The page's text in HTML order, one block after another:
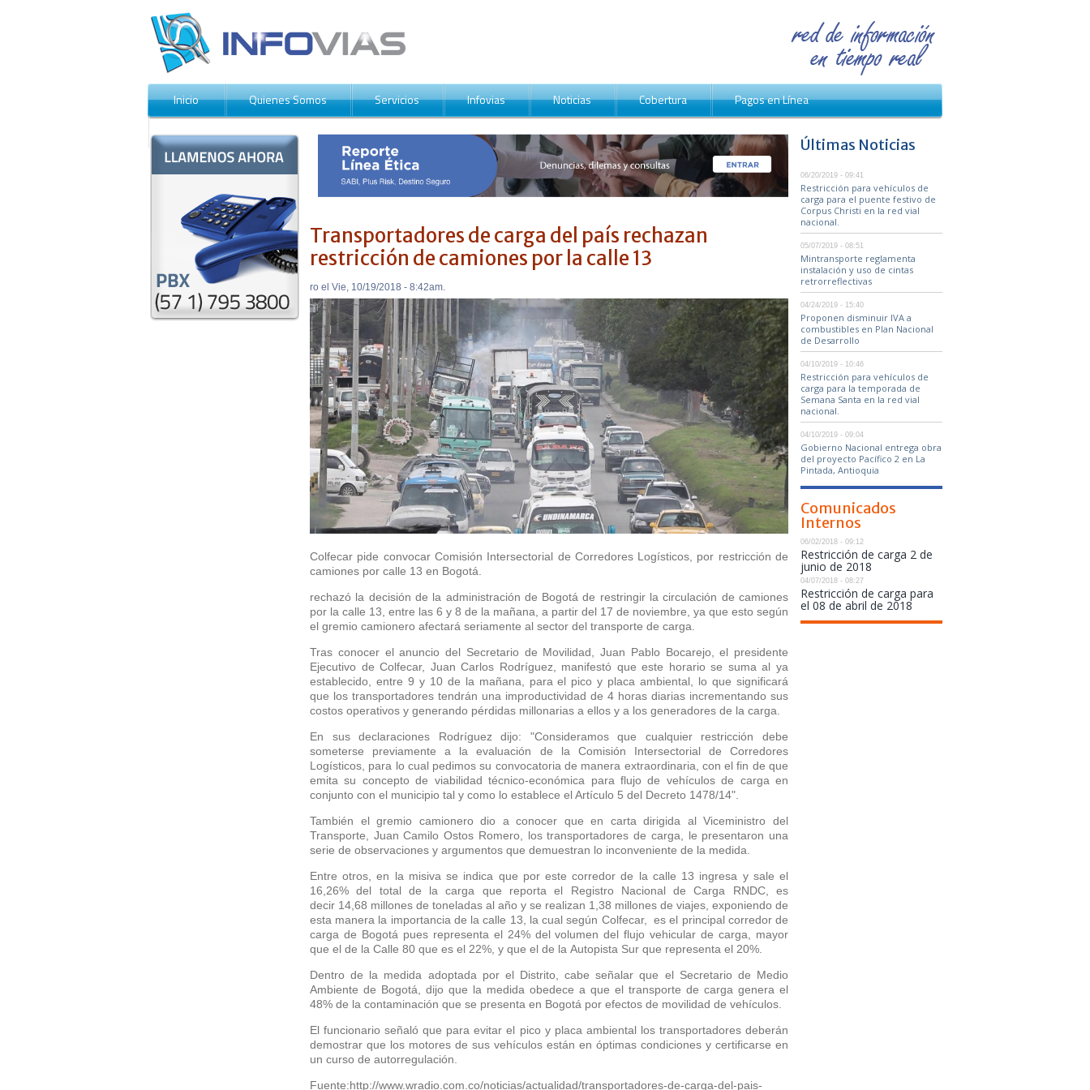
Inicio Quienes Somos Servicios Infovias Noticias Cobertura
Pagos en Línea
Contáctenos
Transportadores de carga del país rechazan
restricción de camiones por la calle 13
Enviado por Destino Seguro el Vie, 10/19/2018 - 8:42am.
Colfecar pide convocar Comisión Intersectorial de Corredores Logísticos, por restricción de
camiones por calle 13 en Bogotá.
rechazó la decisión de la administración de Bogotá de restringir la circulación de camiones
por la calle 13, entre las 6 y 8 de la mañana, a partir del 17 de noviembre, ya que esto según
el gremio camionero afectará seriamente al sector del transporte de carga.
Tras conocer el anuncio del Secretario de Movilidad, Juan Pablo Bocarejo, el presidente
Ejecutivo de Colfecar, Juan Carlos Rodríguez, manifestó que este horario se suma al ya
establecido, entre 9 y 10 de la mañana, para el pico y placa ambiental, lo que significará
que los transportadores tendrán una improductividad de 4 horas diarias incrementando sus
costos operativos y generando pérdidas millonarias a ellos y a los generadores de la carga.
En sus declaraciones Rodríguez dijo: "Consideramos que cualquier restricción debe
someterse previamente a la evaluación de la Comisión Intersectorial de Corredores
Logísticos, para lo cual pedimos su convocatoria de manera extraordinaria, con el fin de que
emita su concepto de viabilidad técnico-económica para flujo de vehículos de carga en
conjunto con el municipio tal y como lo establece el Artículo 5 del Decreto 1478/14".
También el gremio camionero dio a conocer que en carta dirigida al Viceministro del
Transporte, Juan Camilo Ostos Romero, los transportadores de carga, le presentaron una
serie de observaciones y argumentos que demuestran lo inconveniente de la medida.
Entre otros, en la misiva se indica que por este corredor de la calle 13 ingresa y sale el
16,26% del total de la carga que reporta el Registro Nacional de Carga RNDC, es
decir 14,68 millones de toneladas al año y se realizan 1,38 millones de viajes, exponiendo de
esta manera la importancia de la calle 13, la cual según Colfecar, es el principal corredor de
carga de Bogotá pues representa el 24% del volumen del flujo vehicular de carga, mayor
que el de la Calle 80 que es el 22%, y que el de la Autopista Sur que representa el 20%.
Dentro de la medida adoptada por el Distrito, cabe señalar que el Secretario de Medio
Ambiente de Bogotá, dijo que la medida obedece a que el transporte de carga genera el
48% de la contaminación que se presenta en Bogotá por efectos de movilidad de vehículos.
El funcionario señaló que para evitar el pico y placa ambiental los transportadores deberán
demostrar que los motores de sus vehículos están en óptimas condiciones y certificarse en
un curso de autorregulación.
Fuente:http://www.wradio.com.co/noticias/actualidad/transportadores-de-carga-del-pais-
Últimas Noticias
06/20/2019 - 09:41
Restricción para vehículos de
carga para el puente festivo de
Corpus Christi en la red vial
nacional.
05/07/2019 - 08:51
Mintransporte reglamenta
instalación y uso de cintas
retrorreflectivas
04/24/2019 - 15:40
Proponen disminuir IVA a
combustibles en Plan Nacional
de Desarrollo
04/10/2019 - 10:46
Restricción para vehículos de
carga para la temporada de
Semana Santa en la red vial
nacional.
04/10/2019 - 09:04
Gobierno Nacional entrega obras
del proyecto Pacífico 2 en La
Pintada, Antioquia
Comunicados
Internos
06/02/2018 - 09:12
Restricción de carga 2 de
junio de 2018
04/07/2018 - 08:27
Restricción de carga para
el 08 de abril de 2018